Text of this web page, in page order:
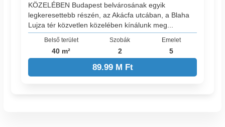
KÖZELÉBEN Budapest belvárosának egyik
legkeresettebb részén, az Akácfa utcában, a Blaha
Lujza tér közvetlen közelében kínálunk meg...
Belső terület
40 m²
Szobák
2
Emelet
5
89.99 M Ft